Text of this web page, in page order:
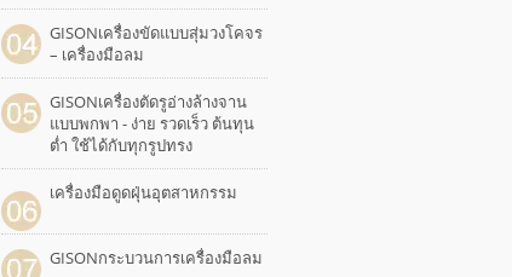
GISONเครื่องขัดแบบสุ่มวงโคจร
– เครื่องมือลม
GISONเครื่องตัดรูอ่างล้างจาน
แบบพกพา - ง่าย รวดเร็ว ต้นทุน
ต่ำ ใช้ได้กับทุกรูปทรง
เครื่องมือดูดฝุ่นอุตสาหกรรม
GISONกระบวนการเครื่องมือลม